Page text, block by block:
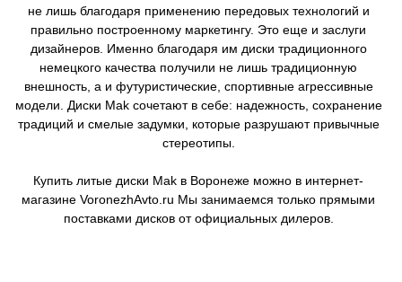
не лишь благодаря применению передовых технологий и
правильно построенному маркетингу. Это еще и заслуги
дизайнеров. Именно благодаря им диски традиционного
немецкого качества получили не лишь традиционную
внешность, а и футуристические, спортивные агрессивные
модели. Диски Mak сочетают в себе: надежность, сохранение
традиций и смелые задумки, которые разрушают привычные
стереотипы.
Купить литые диски Mak в Воронеже можно в интернет-
магазине VoronezhAvto.ru Мы занимаемся только прямыми
поставками дисков от официальных дилеров.